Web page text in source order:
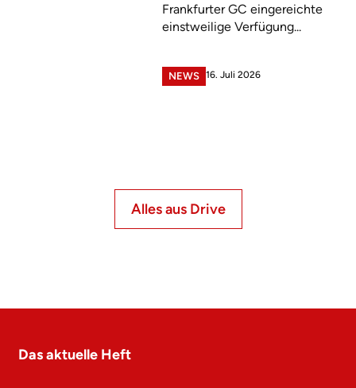
Frankfurter GC eingereichte
einstweilige Verfügung...
NEWS 16. Juli 2026
Alles aus Drive
Das aktuelle Heft